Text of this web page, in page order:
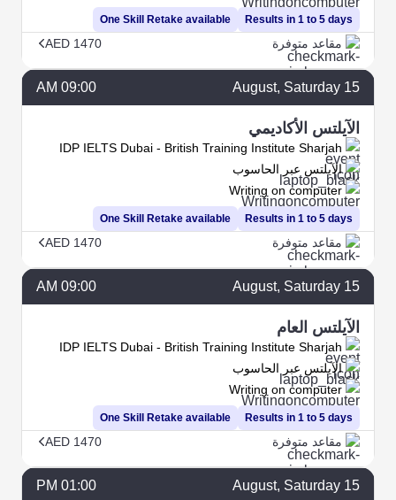
Results in 1 to 5 days
One Skill Retake available
مقاعد متوفرة AED 1470
15
August, Saturday
09:00 AM
الآيلتس الأكاديمي
IDP IELTS Dubai - British Training Institute Sharjah
Results in 1 to 5 days
الآيلتس عبر الحاسوب
Writing on computer
One Skill Retake available
مقاعد متوفرة AED 1470
15
August, Saturday
09:00 AM
الآيلتس العام
IDP IELTS Dubai - British Training Institute Sharjah
Results in 1 to 5 days
الآيلتس عبر الحاسوب
Writing on computer
One Skill Retake available
مقاعد متوفرة AED 1470
15
August, Saturday
01:00 PM